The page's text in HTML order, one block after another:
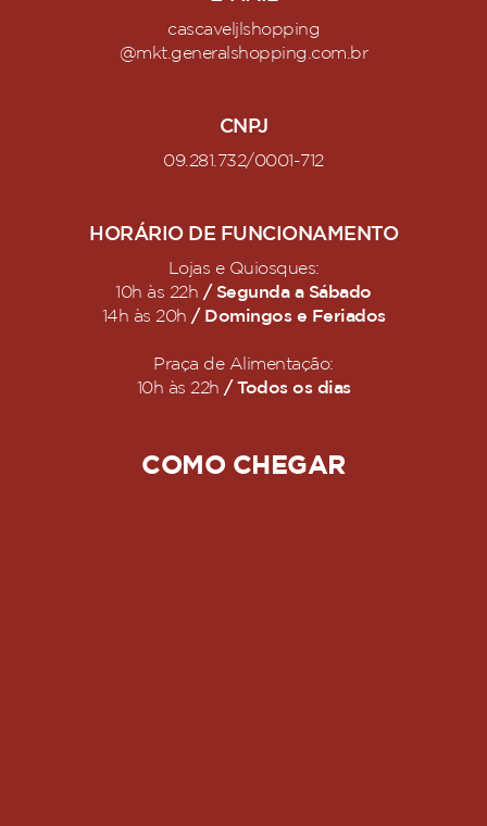
cascaveljlshopping
@mkt.generalshopping.com.br
CNPJ
09.281.732/0001-712
HORÁRIO DE FUNCIONAMENTO
Lojas e Quiosques:
10h às 22h / Segunda a Sábado
14h às 20h / Domingos e Feriados
Praça de Alimentação:
10h às 22h / Todos os dias
COMO CHEGAR